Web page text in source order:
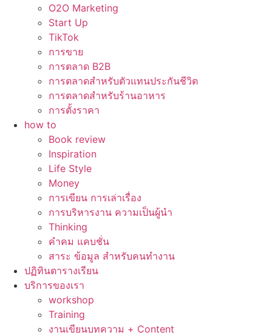
O2O Marketing
Start Up
TikTok
การขาย
การตลาด B2B
การตลาดสำหรับตัวแทนประกันชีวิต
การตลาดสำหรับร้านอาหาร
การตั้งราคา
how to
Book review
Inspiration
Life Style
Money
การเขียน การเล่าเรื่อง
การบริหารงาน ความเป็นผู้นำ
Thinking
คำคม แคบชั่น
สาระ ข้อมูล สำหรับคนทำงาน
ปฏิทินตารางเรียน
บริการของเรา
workshop
Training
งานเขียนบทความ + Content